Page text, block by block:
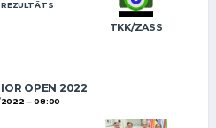
TKK/ZASS
OPEN 2022
2022 08:00